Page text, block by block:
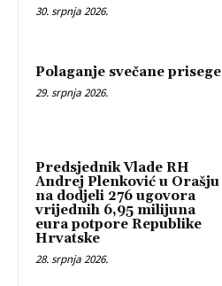
30. srpnja 2026.
Polaganje svečane prisege
29. srpnja 2026.
Predsjednik Vlade RH
Andrej Plenković u Orašju
na dodjeli 276 ugovora
vrijednih 6,95 milijuna
eura potpore Republike
Hrvatske
28. srpnja 2026.